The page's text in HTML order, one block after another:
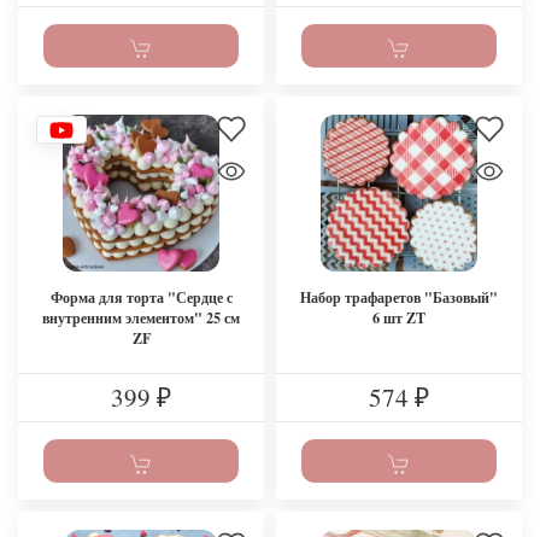
Форма для торта "Сердце с
внутренним элементом" 25 см
ZF
399 ₽
Набор трафаретов "Базовый"
6 шт ZT
574 ₽